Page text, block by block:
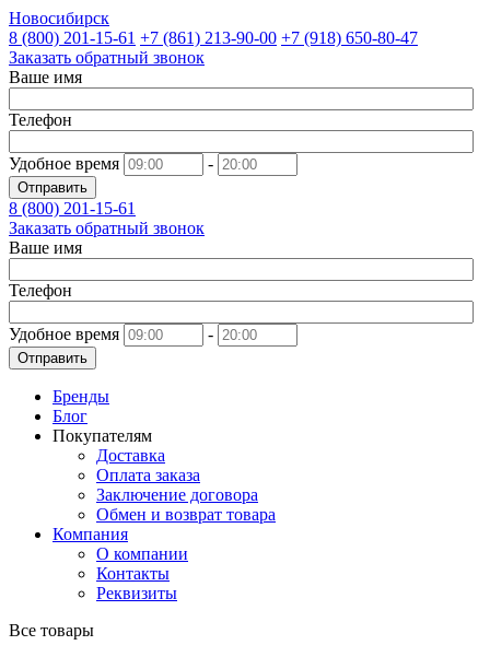
Новосибирск
8 (800) 201-15-61 +7 (861) 213-90-00 +7 (918) 650-80-47
Заказать обратный звонок
Ваше имя
Телефон
Удобное время -
Отправить
8 (800) 201-15-61
Заказать обратный звонок
Ваше имя
Телефон
Удобное время -
Отправить
Бренды
Блог
Покупателям
Доставка
Оплата заказа
Заключение договора
Обмен и возврат товара
Компания
О компании
Контакты
Реквизиты
Все товары